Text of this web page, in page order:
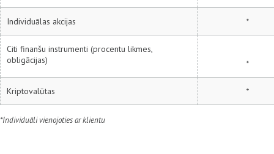
Individuālas akcijas *
Citi finanšu instrumenti (procentu likmes,
obligācijas)
*
Kriptovalūtas *
*Individuāli vienojoties ar klientu